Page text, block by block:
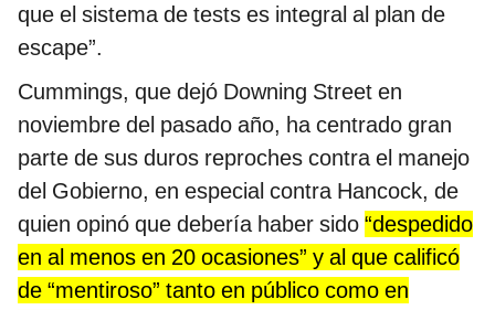
que el sistema de tests es integral al plan de
escape”.
Cummings, que dejó Downing Street en
noviembre del pasado año, ha centrado gran
parte de sus duros reproches contra el manejo
del Gobierno, en especial contra Hancock, de
quien opinó que debería haber sido “despedido
en al menos en 20 ocasiones” y al que calificó
de “mentiroso” tanto en público como en